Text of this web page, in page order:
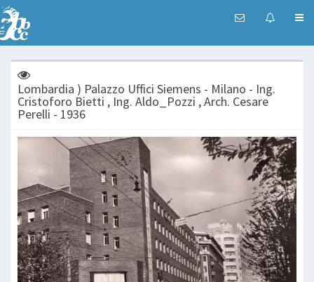
Lombardia ) Palazzo Uffici Siemens - Milano - Ing.
Cristoforo Bietti , Ing. Aldo_Pozzi , Arch. Cesare
Perelli - 1936